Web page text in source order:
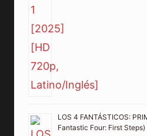
LOS 4 FANTÁSTICOS:
Fantastic Four: First